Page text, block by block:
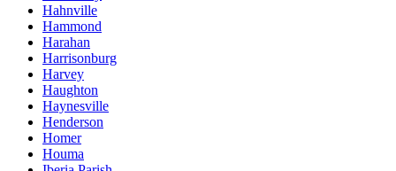
Hahnville
Hammond
Harahan
Harrisonburg
Harvey
Haughton
Haynesville
Henderson
Homer
Houma